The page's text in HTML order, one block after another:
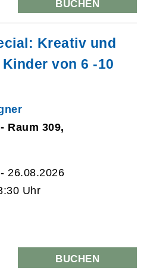
BUCHEN
Kreativ und
von 6 -10
Raum 309,
26.08.2026
Uhr
BUCHEN